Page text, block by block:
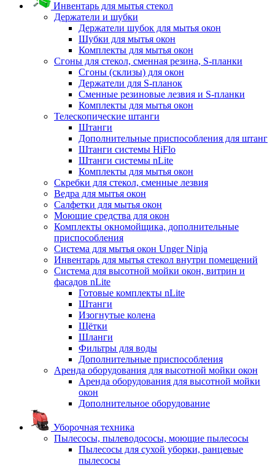
Инвентарь для мытья стекол
Держатели и шубки
Держатели шубок для мытья окон
Шубки для мытья окон
Комплекты для мытья окон
Сгоны для стекол, сменная резина, S-планки
Сгоны (склизы) для окон
Держатели для S-планок
Сменные резиновые лезвия и S-планки
Комплекты для мытья окон
Телескопические штанги
Штанги
Дополнительные приспособления для штанг
Штанги системы HiFlo
Штанги системы nLite
Комплекты для мытья окон
Скребки для стекол, сменные лезвия
Ведра для мытья окон
Салфетки для мытья окон
Моющие средства для окон
Комплекты окномойщика, дополнительные
приспособления
Система для мытья окон Unger Ninja
Инвентарь для мытья стекол внутри помещений
Система для высотной мойки окон, витрин и
фасадов nLite
Готовые комплекты nLite
Штанги
Изогнутые колена
Щётки
Шланги
Фильтры для воды
Дополнительные приспособления
Аренда оборудования для высотной мойки окон
Аренда оборудования для высотной мойки
окон
Дополнительное оборудование
Уборочная техника
Пылесосы, пылеводососы, моющие пылесосы
Пылесосы для сухой уборки, ранцевые
пылесосы